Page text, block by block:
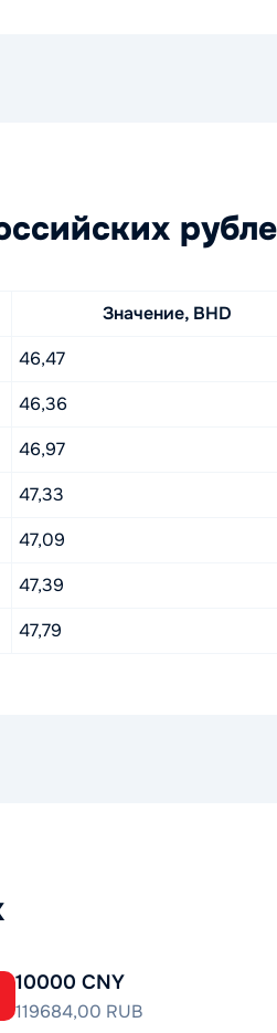
Значение, BHD
46,47
46,36
46,97
47,33
47,09
47,39
47,79
10000 CNY
119684,00 RUB